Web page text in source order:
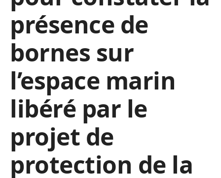
présence de
bornes sur
l’espace marin
libéré par le
projet de
protection de la